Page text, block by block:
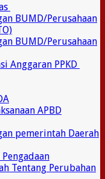
BUMD/Perusahaan
BUMD/Perusahaan
Anggaran PPKD
APBD
pemerintah Daerah
Tentang Perubahan